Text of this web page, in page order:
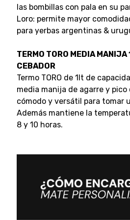
las bombillas con pala en su
Loro: permite mayor
para yerbas argentinas &
TERMO TORO MEDIA MANIJA
CEBADOR
Termo TORO de 1lt de
media manija de agarre y pico
cómodo y versátil para tomar
Además mantiene la
8 y 10 horas.